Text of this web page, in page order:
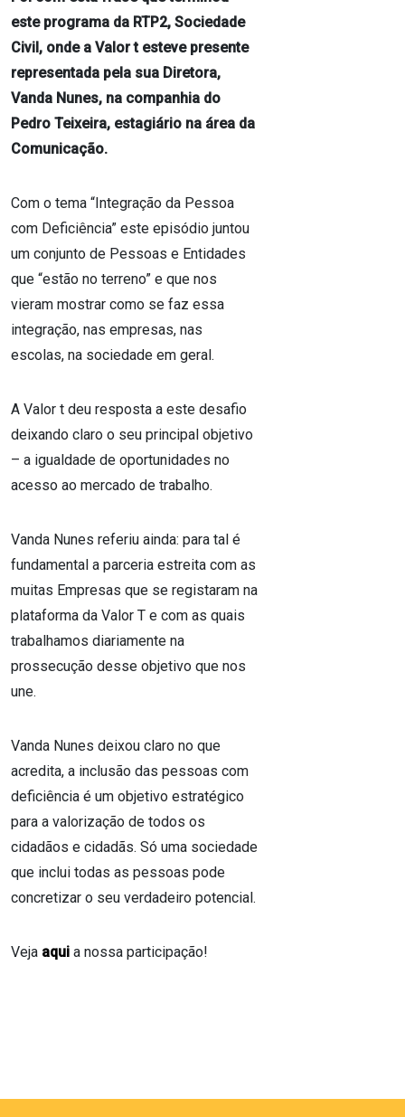
este programa da RTP2, Sociedade
Civil, onde a Valor t esteve presente
representada pela sua Diretora,
Vanda Nunes, na companhia do
Pedro Teixeira, estagiário na área da
Comunicação.
Com o tema “Integração da Pessoa
com Deficiência” este episódio juntou
um conjunto de Pessoas e Entidades
que “estão no terreno” e que nos
vieram mostrar como se faz essa
integração, nas empresas, nas
escolas, na sociedade em geral.
A Valor t deu resposta a este desafio
deixando claro o seu principal objetivo
– a igualdade de oportunidades no
acesso ao mercado de trabalho.
Vanda Nunes referiu ainda: para tal é
fundamental a parceria estreita com as
muitas Empresas que se registaram na
plataforma da Valor T e com as quais
trabalhamos diariamente na
prossecução desse objetivo que nos
une.
Vanda Nunes deixou claro no que
acredita, a inclusão das pessoas com
deficiência é um objetivo estratégico
para a valorização de todos os
cidadãos e cidadãs. Só uma sociedade
que inclui todas as pessoas pode
concretizar o seu verdadeiro potencial.
Veja aqui a nossa participação!